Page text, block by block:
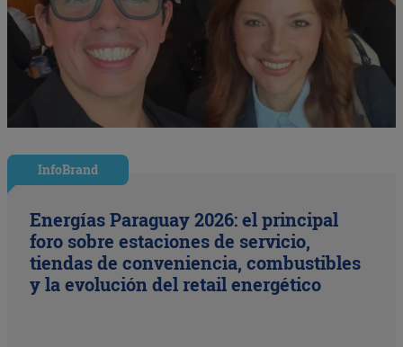
InfoBrand
Energías Paraguay 2026: el principal
foro sobre estaciones de servicio,
tiendas de conveniencia, combustibles
y la evolución del retail energético